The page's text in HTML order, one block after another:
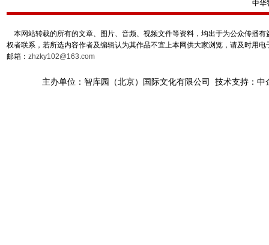
中华
本网站转载的所有的文章、图片、音频、视频文件等资料，均出于为公众传播
权者联系，若所选内容作者及编辑认为其作品不宜上本网供大家浏览，请及时用
邮箱： zhzky102@163.com
主办单位：智库园（北京）国际文化有限公司 技术支持：